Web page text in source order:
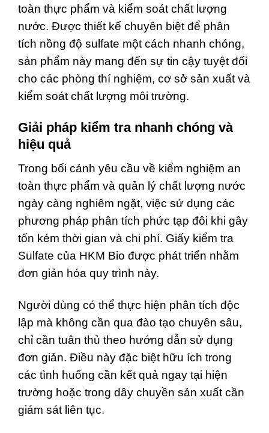
toàn thực phẩm và kiểm soát chất lượng
nước. Được thiết kế chuyên biệt để phân
tích nồng độ sulfate một cách nhanh chóng,
sản phẩm này mang đến sự tin cậy tuyệt đối
cho các phòng thí nghiệm, cơ sở sản xuất và
kiểm soát chất lượng môi trường.
Giải pháp kiểm tra nhanh chóng và
hiệu quả
Trong bối cảnh yêu cầu về kiểm nghiệm an
toàn thực phẩm và quản lý chất lượng nước
ngày càng nghiêm ngặt, việc sử dụng các
phương pháp phân tích phức tạp đôi khi gây
tốn kém thời gian và chi phí. Giấy kiểm tra
Sulfate của HKM Bio được phát triển nhằm
đơn giản hóa quy trình này.
Người dùng có thể thực hiện phân tích độc
lập mà không cần qua đào tạo chuyên sâu,
chỉ cần tuân thủ theo hướng dẫn sử dụng
đơn giản. Điều này đặc biệt hữu ích trong
các tình huống cần kết quả ngay tại hiện
trường hoặc trong dây chuyền sản xuất cần
giám sát liên tục.